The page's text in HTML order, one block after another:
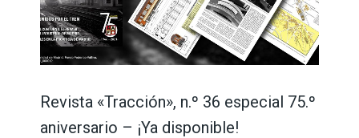
Revista «Tracción», n.º 36 especial 75.º
aniversario – ¡Ya disponible!